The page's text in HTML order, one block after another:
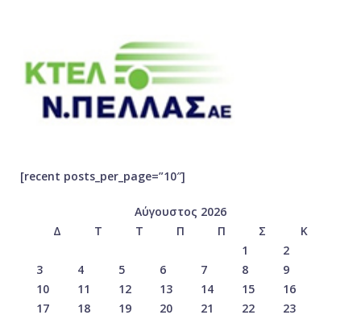
[recent posts_per_page=”10″]
Αύγουστος 2026
Δ
Τ Τ Π Π Σ
Κ
1
2
3
4 5 6 7 8
9
10
11 12 13 14 15
16
17
18 19 20 21 22
23